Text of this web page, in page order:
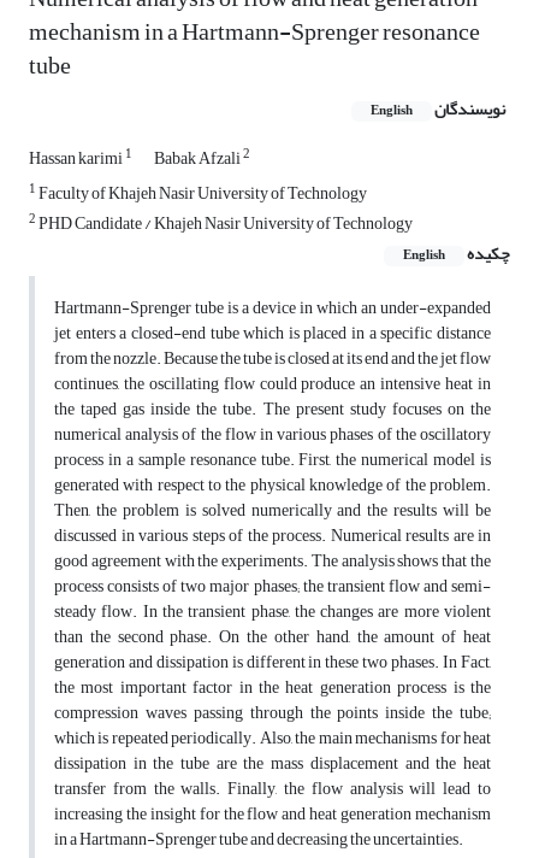
mechanism in a Hartmann-Sprenger resonance
tube
نویسندگان English
Hassan karimi1 Babak Afzali2
1Faculty of Khajeh Nasir University of Technology
2PHD Candidate / Khajeh Nasir University of Technology
چکیده
English
Hartmann-Sprenger tube is a device in which an under-expanded
jet enters a closed-end tube which is placed in a specific distance
from the nozzle. Because the tube is closed at its end and the jet flow
continues, the oscillating flow could produce an intensive heat in
the taped gas inside the tube. The present study focuses on the
numerical analysis of the flow in various phases of the oscillatory
process in a sample resonance tube. First, the numerical model is
generated with respect to the physical knowledge of the problem.
Then, the problem is solved numerically and the results will be
discussed in various steps of the process. Numerical results are in
good agreement with the experiments. The analysis shows that the
process consists of two major phases; the transient flow and semi-
steady flow. In the transient phase, the changes are more violent
than the second phase. On the other hand, the amount of heat
generation and dissipation is different in these two phases. In Fact,
the most important factor in the heat generation process is the
compression waves passing through the points inside the tube;
which is repeated periodically. Also, the main mechanisms for heat
dissipation in the tube are the mass displacement and the heat
transfer from the walls. Finally, the flow analysis will lead to
increasing the insight for the flow and heat generation mechanism
in a Hartmann-Sprenger tube and decreasing the uncertainties.